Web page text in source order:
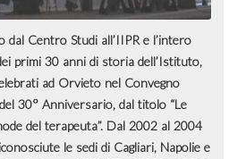
dal Centro Studi all’IIPR e l’intero
primi 30 anni di storia dell’Istituto,
ad Orvieto nel Convegno
30° Anniversario, dal titolo “Le
del terapeuta”. Dal 2002 al 2004
le sedi di Cagliari, Napolie e